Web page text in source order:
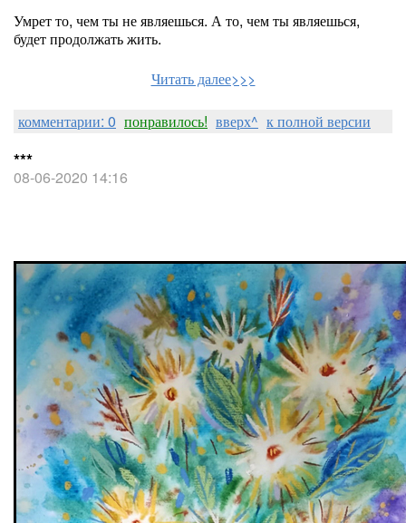
Умрет то, чем ты не являешься. А то, чем ты являешься,
будет продолжать жить.
Читать далее>>>
комментарии: 0 понравилось! вверх^ к полной версии
***
08-06-2020 14:16